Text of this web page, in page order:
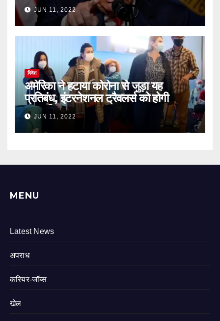
JUN 11, 2022
विदेश
अमेरिका ने हटाया कोरोना से जुड़ा यह
प्रतिबंध, इंटरनेशनल ट्रैवलर्स को होगी
आसानी
JUN 11, 2022
MENU
Latest News
अपराध
करियर-जॉब्स
खेल